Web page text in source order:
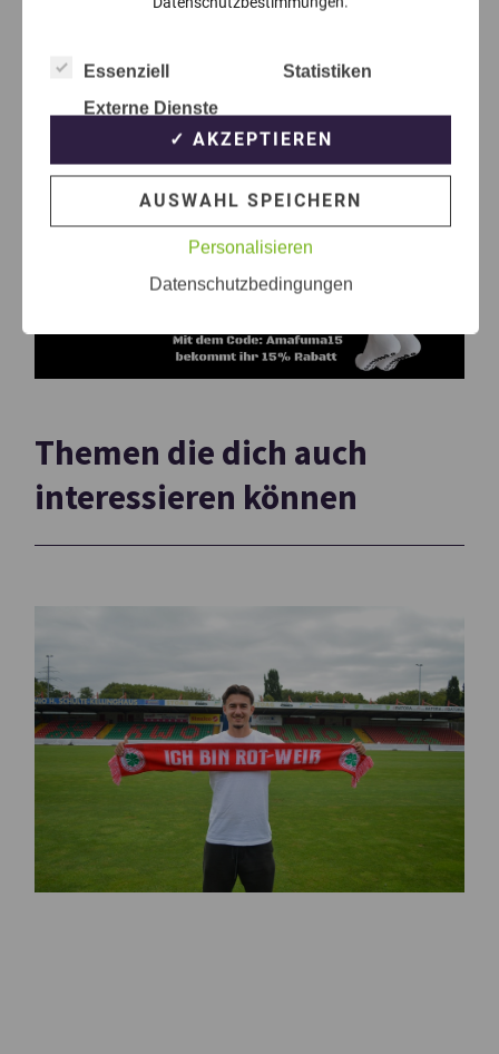
Themen die dich auch
interessieren können
Essenziell
Statistiken
Externe Dienste
✓ AKZEPTIEREN
AUSWAHL SPEICHERN
Personalisieren
Datenschutzbedingungen